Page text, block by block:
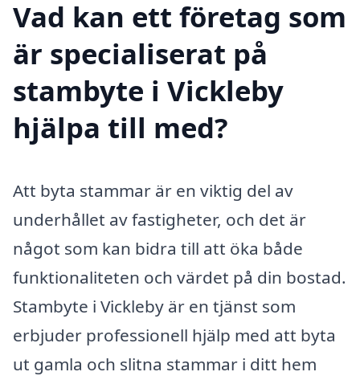
Vad kan ett företag som
är specialiserat på
stambyte i Vickleby
hjälpa till med?
Att byta stammar är en viktig del av
underhållet av fastigheter, och det är
något som kan bidra till att öka både
funktionaliteten och värdet på din bostad.
Stambyte i Vickleby är en tjänst som
erbjuder professionell hjälp med att byta
ut gamla och slitna stammar i ditt hem